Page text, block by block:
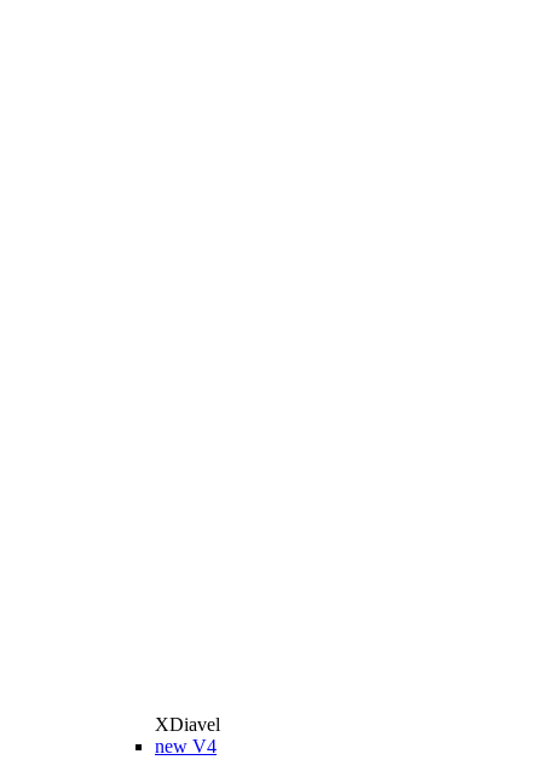
XDiavel
new V4